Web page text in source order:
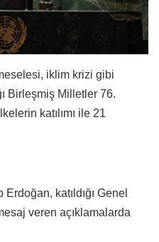
iklim krizi gibi
Birleşmiş Milletler 76.
katılımı ile 21
katıldığı Genel
veren açıklamalarda